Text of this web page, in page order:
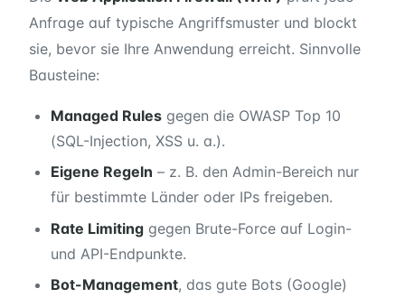
Anfrage auf typische Angriffsmuster und blockt
sie, bevor sie Ihre Anwendung erreicht. Sinnvolle
Bausteine:
Managed Rules gegen die OWASP Top 10
(SQL-Injection, XSS u. a.).
Eigene Regeln – z. B. den Admin-Bereich nur
für bestimmte Länder oder IPs freigeben.
Rate Limiting gegen Brute-Force auf Login-
und API-Endpunkte.
Bot-Management, das gute Bots (Google)